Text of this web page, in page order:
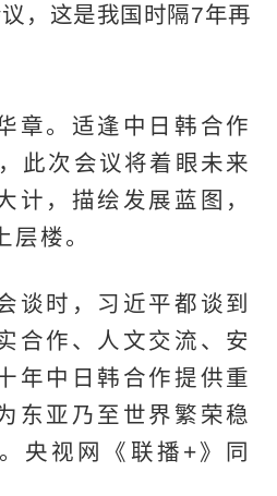
，这是我国时隔7年再
章。适逢中日韩合作
此次会议将着眼未来
计，描绘发展蓝图，
层楼。
谈时，习近平都谈到
合作、人文交流、安
年中日韩合作提供重
东亚乃至世界繁荣稳
央视网《联播+》同